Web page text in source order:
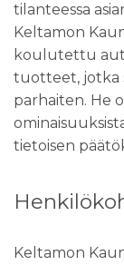
tilanteessa
Keltamon
koulutettu
tuotteet, jotka
parhaiten. He
tietoisen
Keltamon